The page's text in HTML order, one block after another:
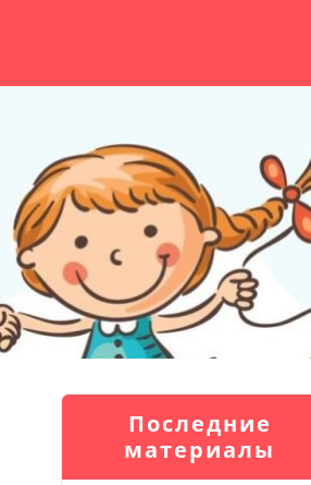
Последние
материалы